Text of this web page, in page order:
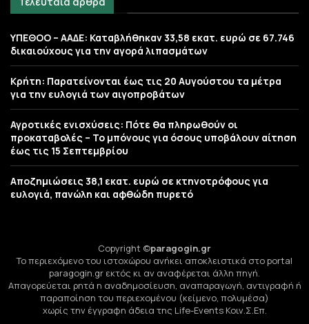
ΥΠΕΘΟΟ – ΑΑΔΕ: Καταβλήθηκαν 33,58 εκατ. ευρώ σε 67.746
δικαιούχους για την αγορά λιπασμάτων
Κρήτη: Παρατείνονται έως τις 20 Αυγούστου τα μέτρα
για την ευλογιά των αιγοπροβάτων
Αγροτικές ενισχύσεις: Πότε θα πληρωθούν οι
προκαταβολές – Το μπόνους για όσους υποβάλουν αίτηση
έως τις 15 Σεπτεμβρίου
Αποζημιώσεις 38,1 εκατ. ευρώ σε κτηνοτρόφους για
ευλογιά, πανώλη και αφθώδη πυρετό
Copyright ©paragogin.gr
Το περιεχόμενο του ιστοχώρου ανήκει αποκλειστικά στο portal
paragogin.gr εκτός κι αν αναφέρεται άλλη πηγή.
Απαγορεύεται ρητά η αναδημοσίευση, αναπαραγωγή, αντιγραφή ή
παραποίηση του περιεχομένου (κείμενο, πολυμέσα)
χωρίς την έγγραφη άδεια της Life-Events Κοιν.Σ.Επ.